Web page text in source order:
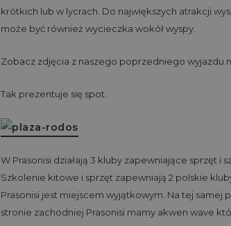
krótkich lub w lycrach. Do największych atrakcji
może być również wycieczka wokół wyspy.
Zobacz zdjęcia z naszego poprzedniego wyjazdu
Tak prezentuje się spot.
W Prasonisi działają 3 kluby zapewniające sprzęt i
Szkolenie kitowe i sprzęt zapewniają 2 polskie
Prasonisi jest miejscem wyjątkowym. Na tej samej
stronie zachodniej Prasonisi mamy akwen wave